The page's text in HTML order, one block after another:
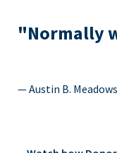
"Normally
— Austin B.